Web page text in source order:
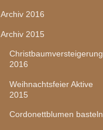
Archiv 2016
Archiv 2015
Christbaumversteigerung
2016
Weihnachtsfeier Aktive
2015
Cordonettblumen basteln